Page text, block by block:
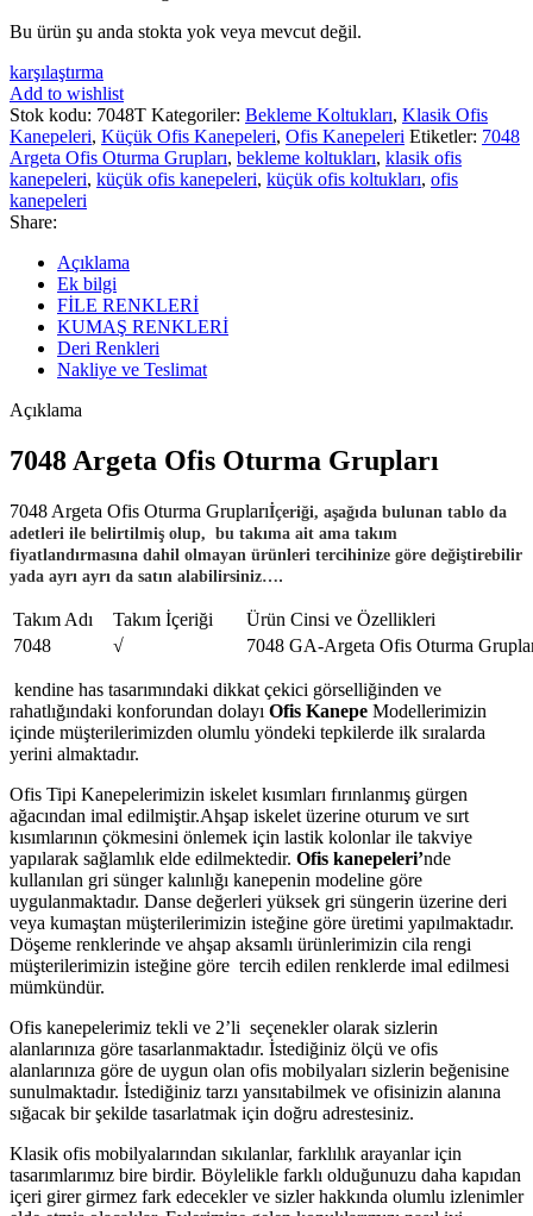
Bu ürün şu anda stokta yok veya mevcut değil.
karşılaştırma
Add to wishlist
Stok kodu: 7048T Kategoriler: Bekleme Koltukları, Klasik Ofis
Kanepeleri, Küçük Ofis Kanepeleri, Ofis Kanepeleri Etiketler: 7048
Argeta Ofis Oturma Grupları, bekleme koltukları, klasik ofis
kanepeleri, küçük ofis kanepeleri, küçük ofis koltukları, ofis
kanepeleri
Share:
Açıklama
Ek bilgi
FİLE RENKLERİ
KUMAŞ RENKLERİ
Deri Renkleri
Nakliye ve Teslimat
Açıklama
7048 Argeta Ofis Oturma Grupları
7048 Argeta Ofis Oturma Gruplarıİçeriği, aşağıda bulunan tablo da
adetleri ile belirtilmiş olup, bu takıma ait ama takım
fiyatlandırmasına dahil olmayan ürünleri tercihinize göre değiştirebilir
yada ayrı ayrı da satın alabilirsiniz….
Takım Adı Takım İçeriği
Ürün Cinsi ve Özellikleri
7048
√ 7048 GA-Argeta Ofis Oturma
kendine has tasarımındaki dikkat çekici görselliğinden ve
rahatlığındaki konforundan dolayı Ofis Kanepe Modellerimizin
içinde müşterilerimizden olumlu yöndeki tepkilerde ilk sıralarda
yerini almaktadır.
Ofis Tipi Kanepelerimizin iskelet kısımları fırınlanmış gürgen
ağacından imal edilmiştir.Ahşap iskelet üzerine oturum ve sırt
kısımlarının çökmesini önlemek için lastik kolonlar ile takviye
yapılarak sağlamlık elde edilmektedir. Ofis kanepeleri’nde
kullanılan gri sünger kalınlığı kanepenin modeline göre
uygulanmaktadır. Danse değerleri yüksek gri süngerin üzerine deri
veya kumaştan müşterilerimizin isteğine göre üretimi yapılmaktadır.
Döşeme renklerinde ve ahşap aksamlı ürünlerimizin cila rengi
müşterilerimizin isteğine göre tercih edilen renklerde imal edilmesi
mümkündür.
Ofis kanepelerimiz tekli ve 2’li seçenekler olarak sizlerin
alanlarınıza göre tasarlanmaktadır. İstediğiniz ölçü ve ofis
alanlarınıza göre de uygun olan ofis mobilyaları sizlerin beğenisine
sunulmaktadır. İstediğiniz tarzı yansıtabilmek ve ofisinizin alanına
sığacak bir şekilde tasarlatmak için doğru adrestesiniz.
Klasik ofis mobilyalarından sıkılanlar, farklılık arayanlar için
tasarımlarımız bire birdir. Böylelikle farklı olduğunuzu daha kapıdan
içeri girer girmez fark edecekler ve sizler hakkında olumlu izlenimler